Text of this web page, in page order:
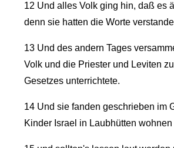
12Und alles Volk ging hin, daß es
denn sie hatten die Worte
13Und des andern Tages
Volk und die Priester und Leviten
Gesetzes unterrichtete.
14Und sie fanden geschrieben im
Kinder Israel in Laubhütten